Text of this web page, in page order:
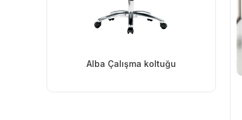
Alba Çalışma koltuğu